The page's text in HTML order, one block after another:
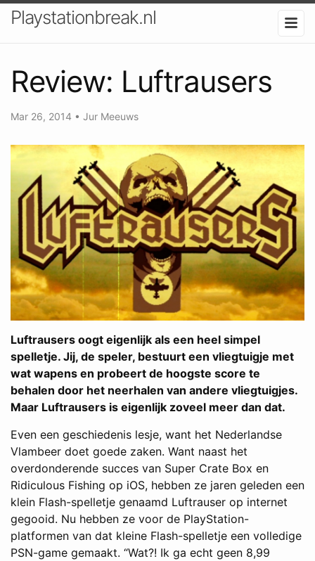
Playstationbreak.nl
Review: Luftrausers
Mar 26, 2014 • Jur Meeuws
Luftrausers oogt eigenlijk als een heel simpel
spelletje. Jij, de speler, bestuurt een vliegtuigje met
wat wapens en probeert de hoogste score te
behalen door het neerhalen van andere vliegtuigjes.
Maar Luftrausers is eigenlijk zoveel meer dan dat.
Even een geschiedenis lesje, want het Nederlandse
Vlambeer doet goede zaken. Want naast het
overdonderende succes van Super Crate Box en
Ridiculous Fishing op iOS, hebben ze jaren geleden een
klein Flash-spelletje genaamd Luftrauser op internet
gegooid. Nu hebben ze voor de PlayStation-
platformen van dat kleine Flash-spelletje een volledige
PSN-game gemaakt. “Wat?! Ik ga echt geen 8,99